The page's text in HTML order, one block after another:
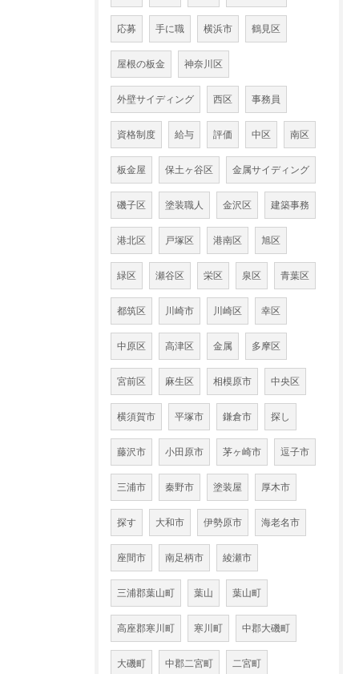
応募 手に職 横浜市 鶴見区
屋根の板金 神奈川区
外壁サイディング 西区 事務員
資格制度 給与 評価 中区 南区
板金屋 保土ヶ谷区 金属サイディング
磯子区 塗装職人 金沢区 建築事務
港北区 戸塚区 港南区 旭区
緑区 瀬谷区 栄区 泉区 青葉区
都筑区 川崎市 川崎区 幸区
中原区 高津区 金属 多摩区
宮前区 麻生区 相模原市 中央区
横須賀市 平塚市 鎌倉市 探し
藤沢市 小田原市 茅ヶ崎市 逗子市
三浦市 秦野市 塗装屋 厚木市
探す 大和市 伊勢原市 海老名市
座間市 南足柄市 綾瀬市
三浦郡葉山町 葉山 葉山町
高座郡寒川町 寒川町 中郡大磯町
大磯町 中郡二宮町 二宮町